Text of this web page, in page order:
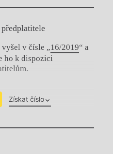
vyšel v čísle „16/2019“ a
ho k dispozici
Získat číslo
se.